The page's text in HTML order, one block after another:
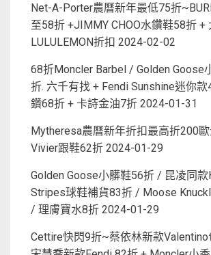
Net-A-Porter農曆新年最低75折
至58折 +JIMMY CHOO水鑽鞋58折 +
LULULEMON折扣 2024-02-02
68折Moncler Barbel / Golden Goose
折. 六千有找 + Fendi Sunshine迷你
鑽68折 + 卡詩金油7折 2024-01-31
Mytheresa農曆新年折扣最高折200
Vivier跟鞋62折 2024-01-29
Golden Goose小髒鞋56折 / 昆凌同款
Stripes球鞋補貨83折 / Moose
/ 理膚寶水8折 2024-01-29
Cettire快閃9折~蔡依林新款